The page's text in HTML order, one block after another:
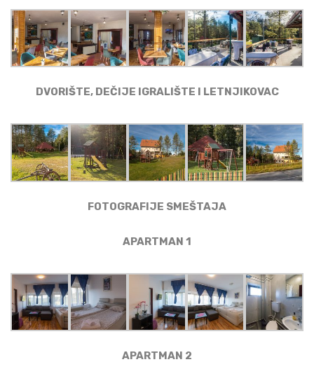
DVORIŠTE, DEČIJE IGRALIŠTE I LETNJIKOVAC
FOTOGRAFIJE SMEŠTAJA
APARTMAN 1
APARTMAN 2